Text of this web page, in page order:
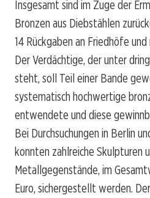
Insgesamt sind im Zuge der
Bronzen aus Diebstählen
14 Rückgaben an Friedhöfe
Der Verdächtige, der unter
steht, soll Teil einer Bande
systematisch hochwertige
entwendete und diese
Bei Durchsuchungen in Berlin
konnten zahlreiche Skulpturen
Metallgegenstände, im
Euro, sichergestellt werden.